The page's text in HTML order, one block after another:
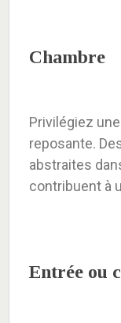
Chambre
Privilégiez
reposante.
abstraites
contribuent à
Entrée ou